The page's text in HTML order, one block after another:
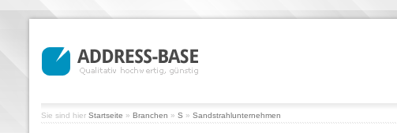
Sie sind hier Startseite » Branchen » S » Sandstrahlunternehmen